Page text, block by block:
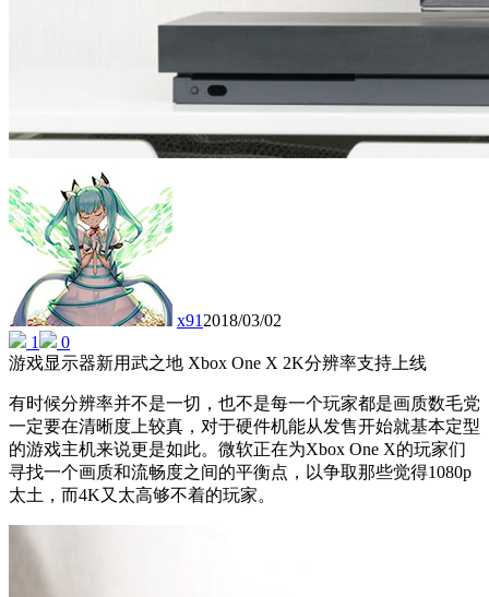
x912018/03/02
1
0
游戏显示器新用武之地 Xbox One X 2K分辨率支持上线
有时候分辨率并不是一切，也不是每一个玩家都是画质数毛党
一定要在清晰度上较真，对于硬件机能从发售开始就基本定型
的游戏主机来说更是如此。微软正在为Xbox One X的玩家们
寻找一个画质和流畅度之间的平衡点，以争取那些觉得1080p
太土，而4K又太高够不着的玩家。